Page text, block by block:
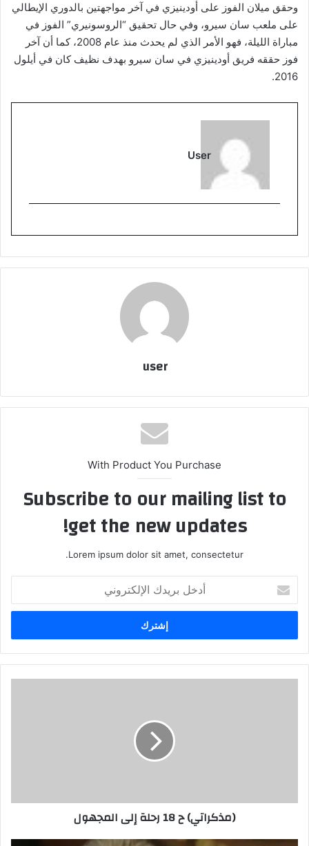
وحقق ميلان الفوز على أودينيزي في آخر مواجهتين بالدوري الإيطالي
على ملعب سان سيرو، وفي حال تحقيق “الروسونيري” الفوز في
مباراة الليلة، فهو الأمر الذي لم يحدث منذ عام 2008، كما أن آخر
فوز حققه فريق أودينيزي في سان سيرو بهدف نظيف كان في أيلول
2016.
User
user
With Product You Purchase
Subscribe to our mailing list to
get the new updates!
Lorem ipsum dolor sit amet, consectetur.
بريدك
الإلكتروني
(مذكراتي) ح 18 رحلة إلى المجهول